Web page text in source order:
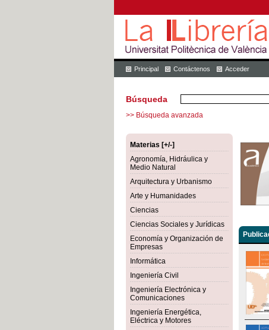
Principal Contáctenos Acceder
Búsqueda
>> Búsqueda avanzada
Materias [+/-]
Agronomía, Hidráulica y
Medio Natural
Arquitectura y Urbanismo
Arte y Humanidades
Ciencias
Ciencias Sociales y Jurídicas
Economía y Organización de
Empresas
Informática
Ingeniería Civil
Ingeniería Electrónica y
Comunicaciones
Ingeniería Energética,
Eléctrica y Motores